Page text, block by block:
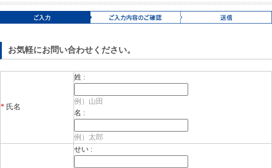
お気軽にお問い合わせください。
* 氏名
姓 :
例）山田
名 :
例）太郎
せい :